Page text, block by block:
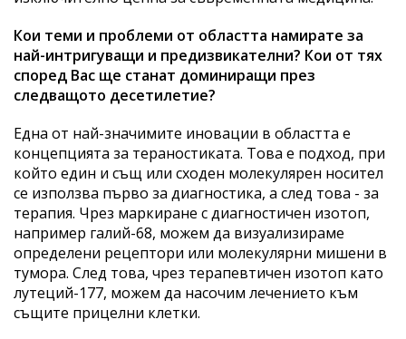
Кои теми и проблеми от областта намирате за
най-интригуващи и предизвикателни? Кои от тях
според Вас ще станат доминиращи през
следващото десетилетие?
Една от най-значимите иновации в областта е
концепцията за тераностиката. Това е подход, при
който един и същ или сходен молекулярен носител
се използва първо за диагностика, а след това - за
терапия. Чрез маркиране с диагностичен изотоп,
например галий-68, можем да визуализираме
определени рецептори или молекулярни мишени в
тумора. След това, чрез терапевтичен изотоп като
лутеций-177, можем да насочим лечението към
същите прицелни клетки.